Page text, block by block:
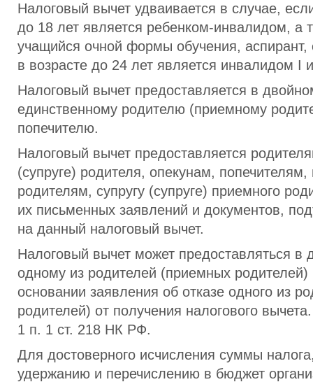
Налоговый вычет удваивается в случае,
до 18 лет является ребенком-инвалидом, а
учащийся очной формы обучения, аспирант,
в возрасте до 24 лет является инвалидом I
Налоговый вычет предоставляется в
единственному родителю (приемному
попечителю.
Налоговый вычет предоставляется
(супруге) родителя, опекунам,
родителям, супругу (супруге) приемного
их письменных заявлений и документов,
на данный налоговый вычет.
Налоговый вычет может предоставляться в
одному из родителей (приемных
основании заявления об отказе одного из
родителей) от получения налогового
1 п. 1 ст. 218 НК РФ.
Для достоверного исчисления суммы
удержанию и перечислению в бюджет